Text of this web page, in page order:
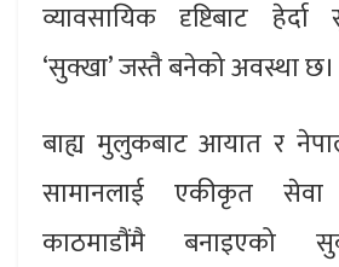
व्यावसायिक दृष्टिबाट
‘सुक्खा’ जस्तै बनेको अवस्था छ।
बाह्य मुलुकबाट आयात र
सामानलाई एकीकृत सेवा
काठमाडौंमै बनाइएको